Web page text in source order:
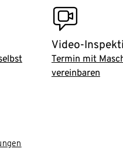
video_inspection
Video-
Termin mit
vereinbaren